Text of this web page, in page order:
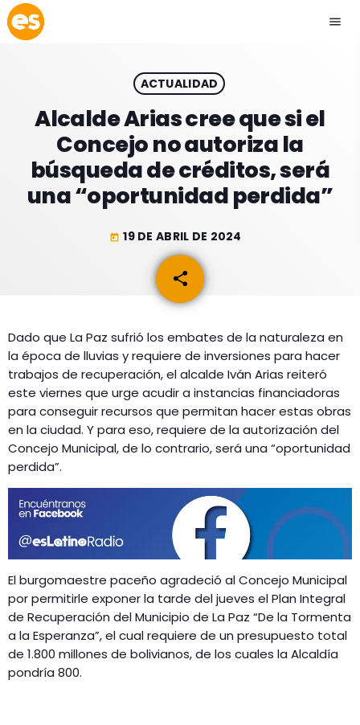
menu
play_arrow EMISIÓN LA PAZ
EMISIÓN COCHABAMBA
ESLATINO NEWS
ESPECTÁCULOS
GEEKERS
MÚSICA
ENTRETENIMIENTO
INICIO
RADIO SPLENDID
CONTACTO
ACTUALIDAD
Alcalde Arias cree que si el
Concejo no autoriza la
búsqueda de créditos, será
una “oportunidad perdida”
today 19 DE ABRIL DE 2024
share
email
Dado que La Paz sufrió los embates de la naturaleza en
la época de lluvias y requiere de inversiones para hacer
trabajos de recuperación, el alcalde Iván Arias reiteró
este viernes que urge acudir a instancias financiadoras
para conseguir recursos que permitan hacer estas obras
en la ciudad. Y para eso, requiere de la autorización del
Concejo Municipal, de lo contrario, será una “oportunidad
perdida”.
El burgomaestre paceño agradeció al Concejo Municipal
por permitirle exponer la tarde del jueves el Plan Integral
de Recuperación del Municipio de La Paz “De la Tormenta
a la Esperanza”, el cual requiere de un presupuesto total
de 1.800 millones de bolivianos, de los cuales la Alcaldía
pondría 800.